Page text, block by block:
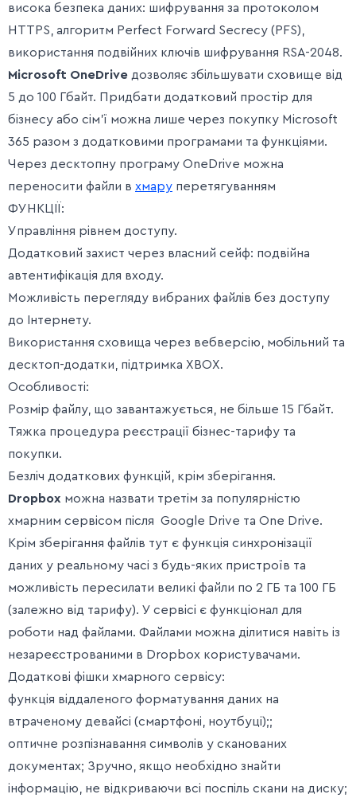
висока безпека даних: шифрування за протоколом
HTTPS, алгоритм Perfect Forward Secrecy (PFS),
використання подвійних ключів шифрування RSA-2048.
Microsoft OneDrive дозволяє збільшувати сховище від
5 до 100 Гбайт. Придбати додатковий простір для
бізнесу або сім’ї можна лише через покупку Microsoft
365 разом з додатковими програмами та функціями.
Через десктопну програму OneDrive можна
переносити файли в хмару перетягуванням
ФУНКЦІЇ:
Управління рівнем доступу.
Додатковий захист через власний сейф: подвійна
автентифікація для входу.
Можливість перегляду вибраних файлів без доступу
до Інтернету.
Використання сховища через вебверсію, мобільний та
десктоп-додатки, підтримка XBOX.
Особливості:
Розмір файлу, що завантажується, не більше 15 Гбайт.
Тяжка процедура реєстрації бізнес-тарифу та
покупки.
Безліч додаткових функцій, крім зберігання.
Dropbox можна назвати третім за популярністю
хмарним сервісом після Google Drive та One Drive.
Крім зберігання файлів тут є функція синхронізації
даних у реальному часі з будь-яких пристроїв та
можливість пересилати великі файли по 2 ГБ та 100 ГБ
(залежно від тарифу). У сервісі є функціонал для
роботи над файлами. Файлами можна ділитися навіть із
незареєстрованими в Dropbox користувачами.
Додаткові фішки хмарного сервісу:
функція віддаленого форматування даних на
втраченому девайсі (смартфоні, ноутбуці);;
оптичне розпізнавання символів у сканованих
документах; Зручно, якщо необхідно знайти
інформацію, не відкриваючи всі поспіль скани на диску;